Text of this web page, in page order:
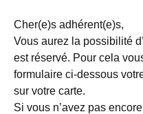
Cher(e)s adhérent(e)s,
Vous aurez la possibilité
est réservé. Pour cela
formulaire ci-dessous
sur votre carte.
Si vous n’avez pas